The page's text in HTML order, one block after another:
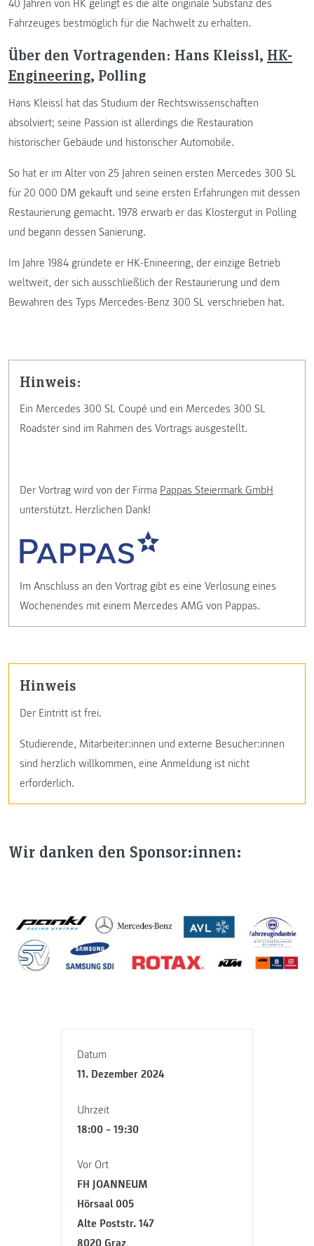
Datum
11. Dezember 2024
Uhrzeit
18:00 – 19:30
Vor Ort
FH JOANNEUM
Hörsaal 005
Alte Poststr. 147
40 Jahren von HK gelingt es die alte originale Substanz des
Fahrzeuges bestmöglich für die Nachwelt zu erhalten.
Über den Vortragenden: Hans Kleissl, HK-
Engineering, Polling
Hans Kleissl hat das Studium der Rechtswissenschaften
absolviert; seine Passion ist allerdings die Restauration
historischer Gebäude und historischer Automobile.
So hat er im Alter von 25 Jahren seinen ersten Mercedes 300 SL
für 20 000 DM gekauft und seine ersten Erfahrungen mit dessen
Restaurierung gemacht. 1978 erwarb er das Klostergut in Polling
und begann dessen Sanierung.
Im Jahre 1984 gründete er HK-Enineering, der einzige Betrieb
weltweit, der sich ausschließlich der Restaurierung und dem
Bewahren des Typs Mercedes-Benz 300 SL verschrieben hat.
Hinweis:
Ein Mercedes 300 SL Coupé und ein Mercedes 300 SL
Roadster sind im Rahmen des Vortrags ausgestellt.
Der Vortrag wird von der Firma Pappas Steiermark GmbH
unterstützt. Herzlichen Dank!
Im Anschluss an den Vortrag gibt es eine Verlosung eines
Wochenendes mit einem Mercedes AMG von Pappas.
Hinweis
Der Eintritt ist frei.
Studierende, Mitarbeiter:innen und externe Besucher:innen
sind herzlich willkommen, eine Anmeldung ist nicht
erforderlich.
Wir danken den Sponsor:innen: